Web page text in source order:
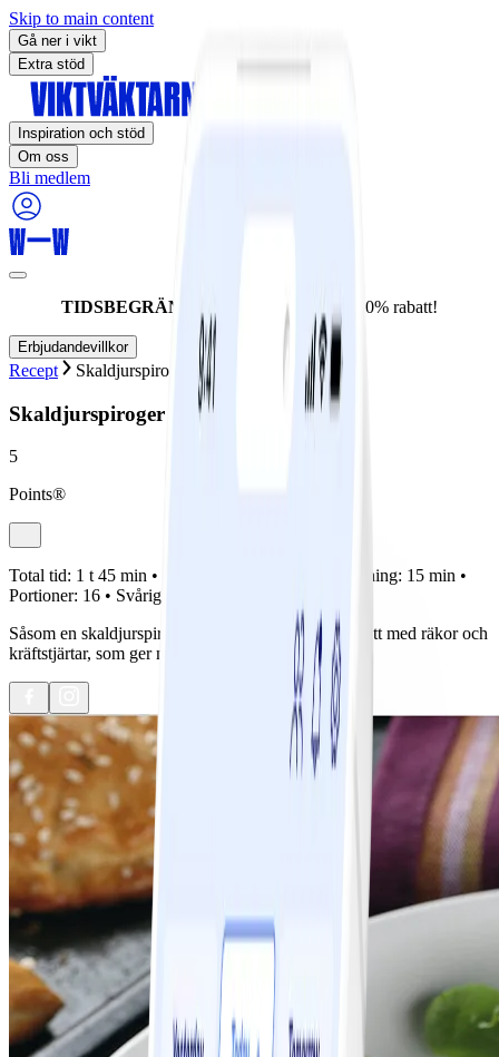
Skip to main content
Gå ner i vikt
Extra stöd
Inspiration och stöd
Om oss
Bli medlem
TIDSBEGRÄNSAT ERBJUDANDE: 60% rabatt!
Erbjudandevillkor
Recept Skaldjurspiroger
Skaldjurspiroger
5
Points®
Total tid: 1 t 45 min • Tillagning: 15 min •
Portioner: 16 • Svårighetsgrad:
Såsom en skaldjurspirog ska smaka! En rolig bjudrätt med räkor och
kräftstjärtar, som ger mycket smak.